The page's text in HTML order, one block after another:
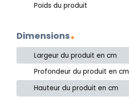
Poids du produit
Dimensions
Largeur du produit en cm
Profondeur du produit en cm
Hauteur du produit en cm